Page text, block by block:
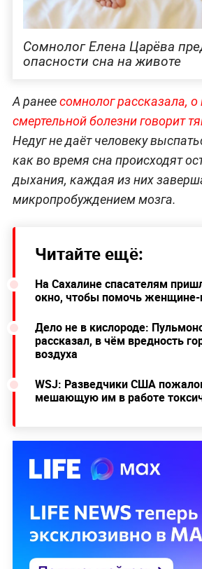
Сомнолог Елена Царёва
опасности сна на животе
А ранеесомнолог рассказала, о
смертельной болезни говорит
Недуг не даёт человеку
как во время сна происходят
дыхания, каждая из них
микропробуждением мозга.
Читайте ещё:
На Сахалине спасателям
окно, чтобы помочь женщине-
Дело не в кислороде:
рассказал, в чём вредность
воздуха
WSJ: Разведчики США
мешающую им в работе